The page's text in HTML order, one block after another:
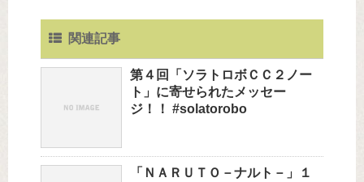
関連記事
第４回「ソラトロボＣＣ２ノー
ト」に寄せられたメッセー
ジ！！ #solatorobo
「ＮＡＲＵＴＯ－ナルト－」１